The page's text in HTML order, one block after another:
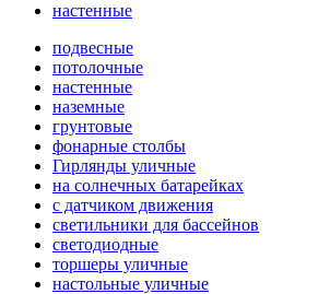
настенные
подвесные
потолочные
настенные
наземные
грунтовые
фонарные столбы
Гирлянды уличные
на солнечных батарейках
с датчиком движения
светильники для бассейнов
светодиодные
торшеры уличные
настольные уличные